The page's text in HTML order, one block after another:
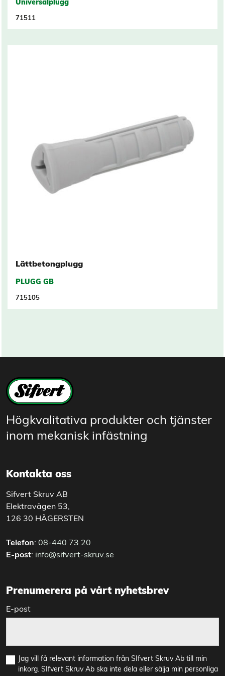
Universalplugg
71511
Lättbetongplugg
PLUGG GB
715105
Högkvalitativa produkter och tjänster
inom mekanisk infästning
Kontakta oss
Sifvert Skruv AB
Elektravägen 53,
126 30 HÄGERSTEN
Telefon: 08-440 73 20
E-post: info@sifvert-skruv.se
Prenumerera på vårt nyhetsbrev
E-post
Jag vill få relevant information från SIfvert Skruv Ab till min
inkorg. SIfvert Skruv Ab ska inte dela eller sälja min personliga